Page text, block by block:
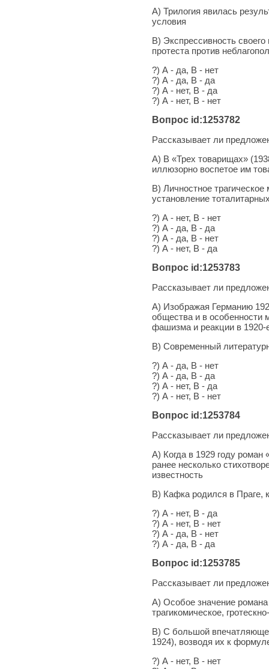
А) Трилогия явилась
условия
В) Экспрессивность
протеста против
?) А - да, В - нет
?) А - да, В - да
?) А - нет, В - да
?) А - нет, В - нет
Вопрос id:1253782
Рассказывает ли
А) В «Трех товарищах»
иллюзорно воспетое им
В) Личностное
установление
?) А - нет, В - нет
?) А - да, В - да
?) А - да, В - нет
?) А - нет, В - да
Вопрос id:1253783
Рассказывает ли
А) Изображая Германию
общества и в особенности
фашизма и реакции в 1920-
В) Современный
?) А - да, В - нет
?) А - да, В - да
?) А - нет, В - да
?) А - нет, В - нет
Вопрос id:1253784
Рассказывает ли
А) Когда в 1929 году
ранее несколько
известность
В) Кафка родился в Праге,
?) А - нет, В - да
?) А - нет, В - нет
?) А - да, В - нет
?) А - да, В - да
Вопрос id:1253785
Рассказывает ли
А) Особое значение
трагикомическое,
В) С большой
1924), возводя их к
?) А - нет, В - нет